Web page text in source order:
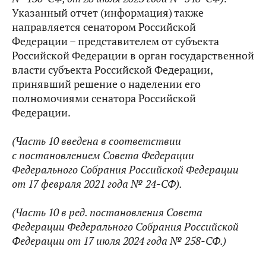
Указанный отчет (информация) также
направляется сенатором Российской
Федерации – представителем от субъекта
Российской Федерации в орган государственной
власти субъекта Российской Федерации,
принявший решение о наделении его
полномочиями сенатора Российской
Федерации.
(Часть 10 введена в соответствии
с постановлением Совета Федерации
Федерального Собрания Российской Федерации
от 17 февраля 2021 года № 24-СФ).
(Часть 10 в ред. постановления Совета
Федерации Федерального Собрания Российской
Федерации от 17 июля 2024 года № 258-СФ.)